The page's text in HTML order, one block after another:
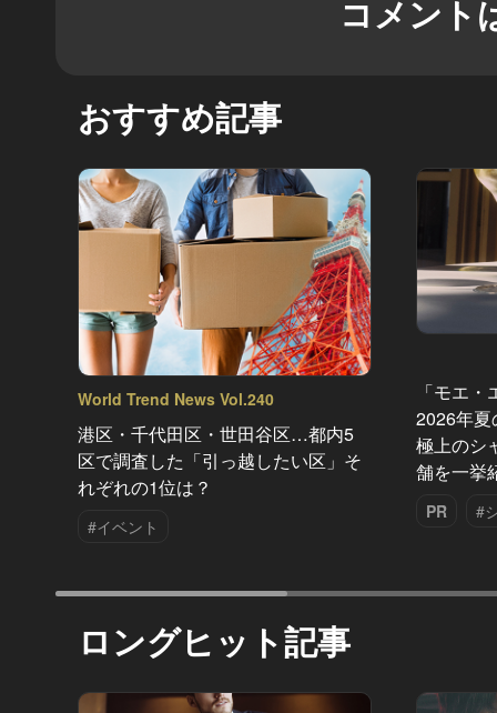
コメント
おすすめ記事
World Trend News Vol.240
港区・千代田区・世田谷区…都内5
区で調査した「引っ越したい区」そ
れぞれの1位は？
#イベント
「モエ
2026年夏
極上のシ
舗を一挙
PR #
ロングヒット記事